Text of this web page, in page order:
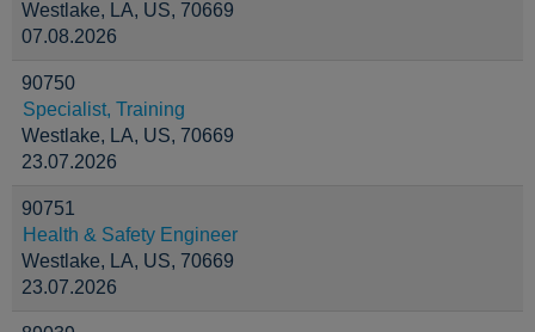
Westlake, LA, US, 70669
07.08.2026
90750
Specialist, Training
Westlake, LA, US, 70669
23.07.2026
90751
Health & Safety Engineer
Westlake, LA, US, 70669
23.07.2026